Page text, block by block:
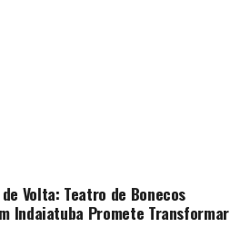
Volta: Teatro de Bonecos
Indaiatuba Promete Transformar